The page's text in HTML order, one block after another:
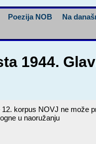
Poezija NOB Na
1944.
korpus NOVJ ne može
u naoružanju